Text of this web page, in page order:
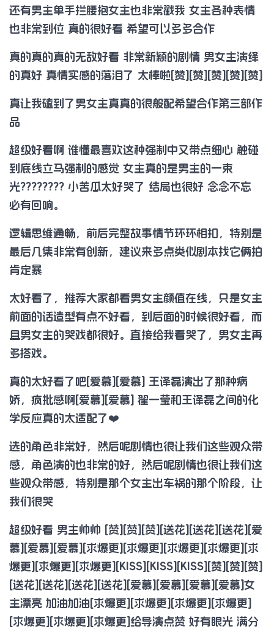
还有男主单手拦腰抱女主也非常戳我 女主各种表情
也非常到位 真的很好看 希望可以多多合作
真的真的真的无敌好看 非常新颖的剧情 男女主演绎
的真好 真情实感的落泪了 太棒啦[赞][赞][赞][赞][赞]
真让我磕到了男女主真真的很般配希望合作第三部作
品
超级好看啊 谁懂最喜欢这种强制中又带点细心 触碰
到底线立马强制的感觉 女主真的是男主的一束
光???????? 小苦瓜太好哭了 结局也很好 念念不忘
必有回响。
逻辑思维通畅，前后完整故事情节环环相扣，特别是
最后几集非常有创新，建议来多点类似剧本找它俩拍
肯定暴
太好看了，推荐大家都看男女主颜值在线，只是女主
前面的话造型有点不好看，到后面的时候很好看，而
且男女主的哭戏都很好。直接给我看哭了，男女主再
多搭戏。
真的太好看了吧[爱慕][爱慕] 王译磊演出了那种病
娇，疯批感啊[爱慕][爱慕] 翟一莹和王译磊之间的化
学反应真的太适配了❤️
选的角色非常好，然后呢剧情也很让我们这些观众带
感，角色演的也非常的好，然后呢剧情也很让我们这
些观众带感，特别是那个女主出车祸的那个阶段，让
我们很哭
超级好看 男主帅帅 [赞][赞][赞][送花][送花][送花][爱
慕][爱慕][爱慕][求爆更][求爆更][求爆更][求爆更][求
爆更][求爆更][求爆更][KISS][KISS][KISS][赞][赞][赞]
[送花][送花][送花][送花][爱慕][爱慕][爱慕][爱慕]女
主漂亮 加油加油[求爆更][求爆更][求爆更][求爆更]
[求爆更][求爆更][求爆更]给导演点赞 好有眼光 满分